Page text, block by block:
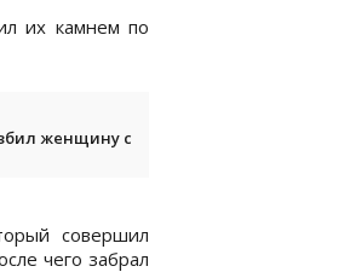
их камнем по
женщину с
совершил
чего забрал